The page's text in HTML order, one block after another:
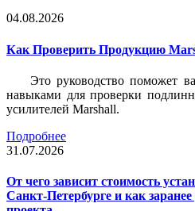
04.08.2026
Как Проверить Продукцию
Это руководство поможет
навыками для проверки
усилителей Marshall.
Подробнее
31.07.2026
От чего зависит стоимость
Санкт-Петербурге и как